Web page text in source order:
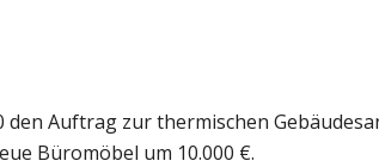
Auftrag zur thermischen
Büromöbel um 10.000 €.